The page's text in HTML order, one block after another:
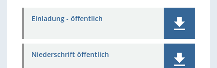
Einladung - öffentlich
Niederschrift öffentlich